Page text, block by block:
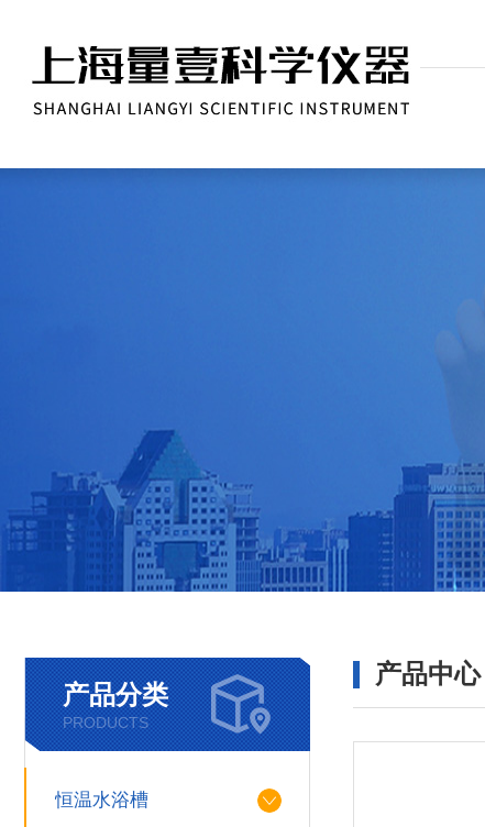
产品分类
PRODUCTS
恒温水浴槽
产品中心